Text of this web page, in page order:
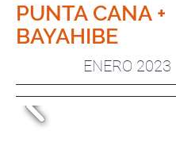
PUNTA CANA +
BAYAHIBE
ENERO 2023